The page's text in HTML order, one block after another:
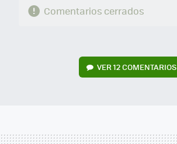
Comentarios cerrados
VER12 COMENTARIOS